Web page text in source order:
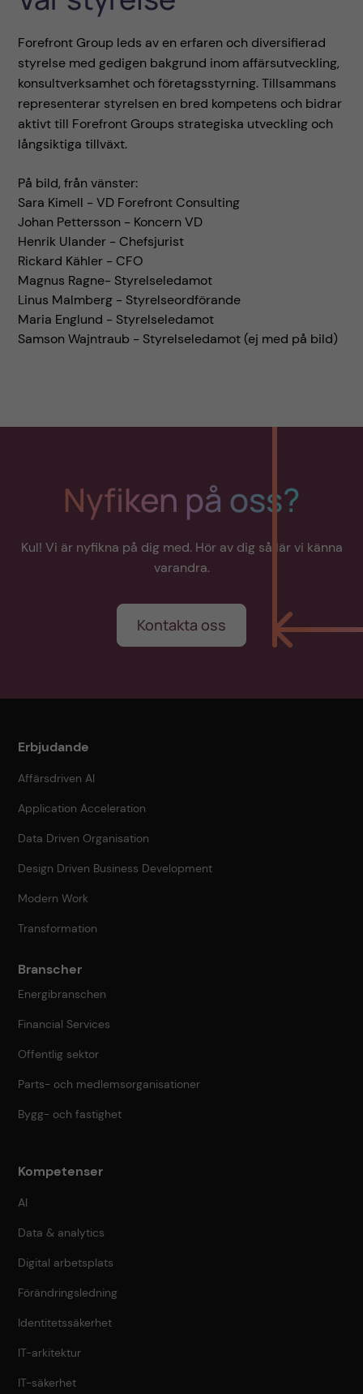
Forefront Group leds av en erfaren och diversifierad
styrelse med gedigen bakgrund inom affärsutveckling,
konsultverksamhet och företagsstyrning. Tillsammans
representerar styrelsen en bred kompetens och bidrar
aktivt till Forefront Groups strategiska utveckling och
långsiktiga tillväxt.
På bild, från vänster:
Sara Kimell - VD Forefront Consulting
Johan Pettersson - Koncern VD
Henrik Ulander - Chefsjurist
Rickard Kähler - CFO
Magnus Ragne- Styrelseledamot
Linus Malmberg - Styrelseordförande
Maria Englund - Styrelseledamot
Samson Wajntraub - Styrelseledamot (ej med på bild)
Nyfiken på oss?
Kul! Vi är nyfikna på dig med. Hör av dig så lär vi känna
varandra.
Kontakta oss
Erbjudande
Affärsdriven AI
Application Acceleration
Data Driven Organisation
Design Driven Business Development
Modern Work
Transformation
Branscher
Energibranschen
Financial Services
Offentlig sektor
Parts- och medlemsorganisationer
Bygg- och fastighet
Kompetenser
AI
Data & analytics
Digital arbetsplats
Förändringsledning
Identitetssäkerhet
IT-arkitektur
IT-säkerhet